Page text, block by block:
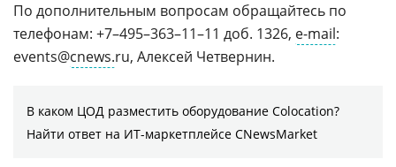
По дополнительным вопросам обращайтесь по
телефонам: +7–495–363–11–11 доб. 1326, e-mail:
events@cnews.ru, Алексей Четвернин.
В каком ЦОД разместить оборудование Colocation?
Найти ответ на ИТ-маркетплейсе CNewsMarket